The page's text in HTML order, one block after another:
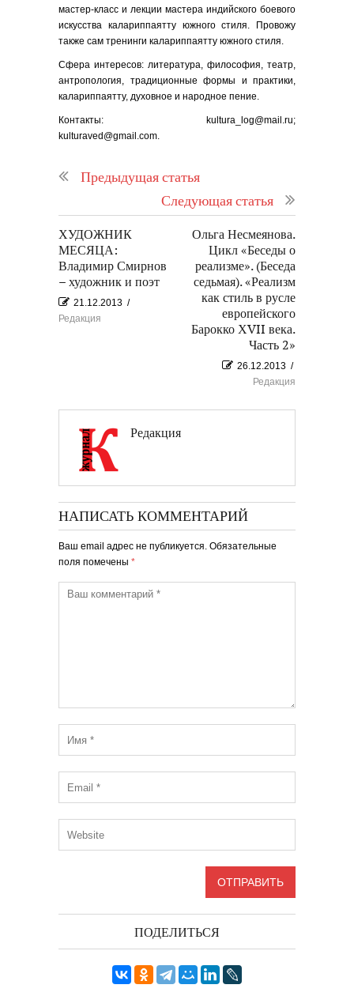
мастер-класс и лекции мастера индийского боевого
искусства калариппаятту южного стиля. Провожу
также сам тренинги калариппаятту южного стиля.
Сфера интересов: литература, философия, театр,
антропология, традиционные формы и практики,
калариппаятту, духовное и народное пение.
Контакты: kultura_log@mail.ru;
kulturaved@gmail.com.
Предыдущая статья
Следующая статья
ХУДОЖНИК
МЕСЯЦА:
Владимир Смирнов
– художник и поэт
21.12.2013 /
Редакция
Ольга Несмеянова.
Цикл «Беседы о
реализме». (Беседа
седьмая). «Реализм
как стиль в русле
европейского
Барокко ХVII века.
Часть 2»
26.12.2013 /
Редакция
Редакция
НАПИСАТЬ КОММЕНТАРИЙ
Ваш email адрес не публикуется. Обязательные
поля помечены *
ПОДЕЛИТЬСЯ